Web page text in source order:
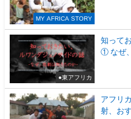
MY AFRICA STORY
●東アフリカ
知って
① なぜ
アフリ
射、お